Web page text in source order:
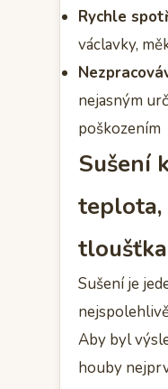
Rychle
václavky,
nejasným
poškozením
Sušení
teplota,
Sušení je
Aby byl
houby